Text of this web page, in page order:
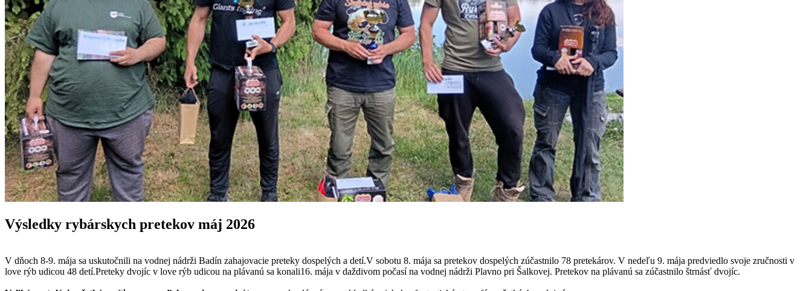
Výsledky rybárskych pretekov máj 2026
V dňoch 8-9. mája sa uskutočnili na vodnej nádrži Badín zahajovacie preteky dospelých a detí.V sobotu 8. mája sa pretekov dospelých zúčastnilo 78 pretekárov. V nedeľu 9. mája predviedlo svoje zručnosti v
love rýb udicou 48 detí.Preteky dvojíc v love rýb udicou na plávanú sa konali16. mája v daždivom počasína vodnej nádrži Plavno pri Šalkovej. Pretekov na plávanú sa zúčastnilo štrnásť dvojíc.